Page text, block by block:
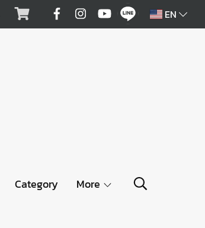
EN
Category More